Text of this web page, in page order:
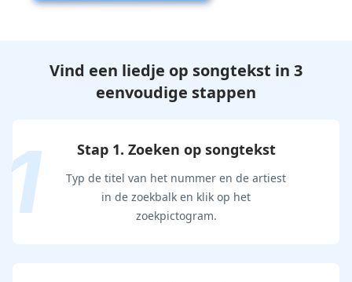
Vind een liedje op songtekst in 3
eenvoudige stappen
Stap 1. Zoeken op songtekst
Typ de titel van het nummer en de artiest
in de zoekbalk en klik op het
zoekpictogram.